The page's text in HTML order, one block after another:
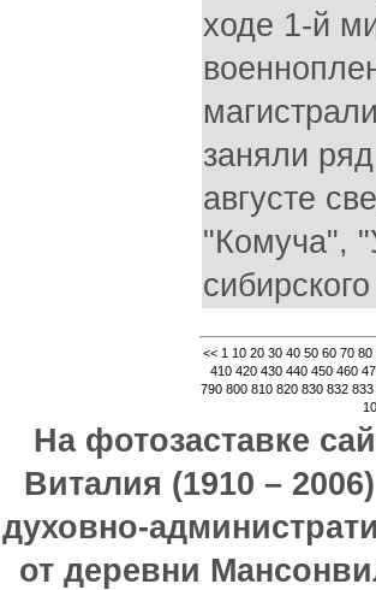
ходе 1-й
заняли
августе
"Комуча",
<< 1 10 20 30 40 50 60 70 80
410 420 430 440 450 460
790 800 810 820 830 832 833
На фотозаставке
Виталия (1910 –
духовно-
от деревни